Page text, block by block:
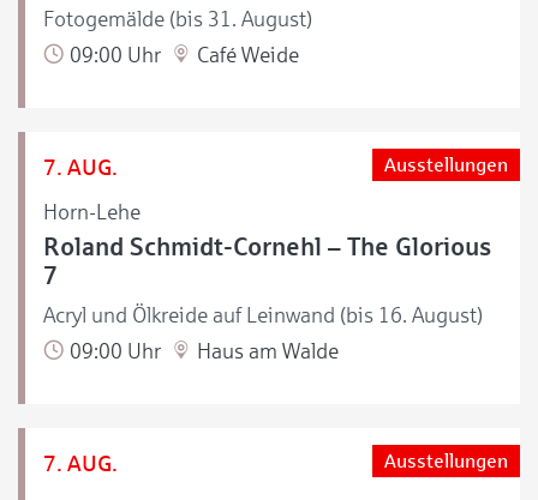
Fotogemälde (bis 31. August)
09:00 Uhr
Café Weide
7. AUG.
Horn-Lehe
Ausstellungen
Roland Schmidt-Cornehl – The Glorious
7
Acryl und Ölkreide auf Leinwand (bis 16. August)
09:00 Uhr
Haus am Walde
7. AUG. Ausstellungen